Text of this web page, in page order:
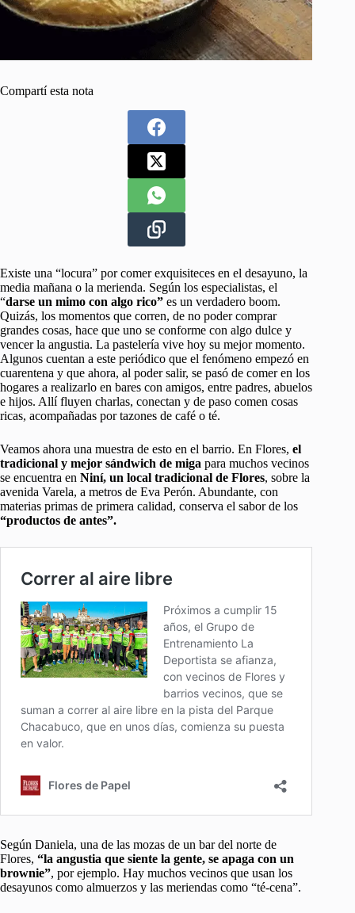
Compartí esta nota
Existe una “locura” por comer exquisiteces en el desayuno, la
media mañana o la merienda. Según los especialistas, el
“darse un mimo con algo rico” es un verdadero boom.
Quizás, los momentos que corren, de no poder comprar
grandes cosas, hace que uno se conforme con algo dulce y
vencer la angustia. La pastelería vive hoy su mejor momento.
Algunos cuentan a este periódico que el fenómeno empezó en
cuarentena y que ahora, al poder salir, se pasó de comer en los
hogares a realizarlo en bares con amigos, entre padres, abuelos
e hijos. Allí fluyen charlas, conectan y de paso comen cosas
ricas, acompañadas por tazones de café o té.
Veamos ahora una muestra de esto en el barrio. En Flores, el
tradicional y mejor sándwich de miga para muchos vecinos
se encuentra en Niní, un local tradicional de Flores, sobre la
avenida Varela, a metros de Eva Perón. Abundante, con
materias primas de primera calidad, conserva el sabor de los
“productos de antes”.
Según Daniela, una de las mozas de un bar del norte de
Flores, “la angustia que siente la gente, se apaga con un
brownie”, por ejemplo. Hay muchos vecinos que usan los
desayunos como almuerzos y las meriendas como “té-cena”.